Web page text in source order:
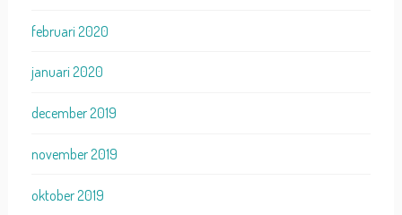
februari 2020
januari 2020
december 2019
november 2019
oktober 2019